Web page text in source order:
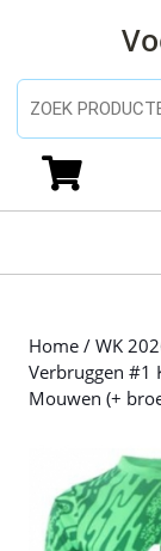
inhoudZoeken naar:
Home / WK
Verbruggen #1
Mouwen (+